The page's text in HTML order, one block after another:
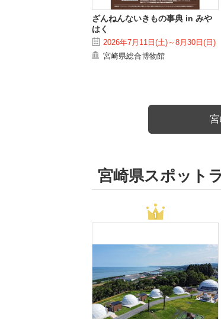
ざんねんないきもの事典 in みや
はく
2026年7月11日(土)～8月30日(日)
宮崎県総合博物館
宮崎県スポット